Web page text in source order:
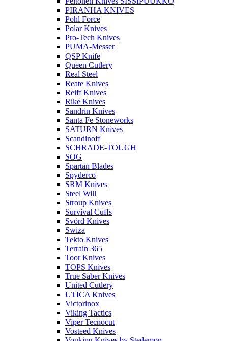
PIRANHA KNIVES
Pohl Force
Polar Knives
Pro-Tech Knives
PUMA-Messer
QSP Knife
Queen Cutlery
Real Steel
Reate Knives
Reiff Knives
Rike Knives
Sandrin Knives
Santa Fe Stoneworks
SATURN Knives
Scandinoff
SCHRADE-TOUGH
SOG
Spartan Blades
Spyderco
SRM Knives
Steel Will
Stroup Knives
Survival Cuffs
Svörd Knives
Swiza
Tekto Knives
Terrain 365
Toor Knives
TOPS Knives
True Saber Knives
United Cutlery
UTICA Knives
Victorinox
Viking Tactics
Viper Tecnocut
Vosteed Knives